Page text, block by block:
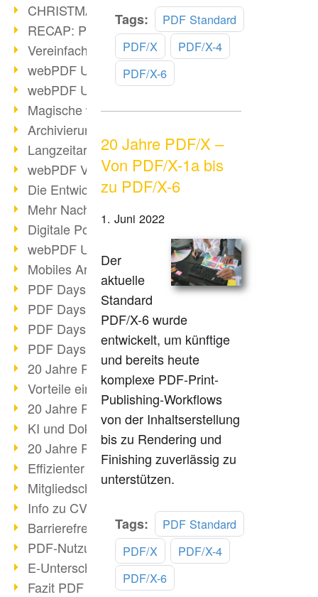
CHRISTMAS 2022 loading
RECAP: PDF Days Europe 2022
Vereinfachung Personalprozesse
webPDF Update 8.0.0.2727
webPDF Update 9.0.0.2732
Magische webPDF Version 9
Archivierung: Aufbewahrungsfristen
Langzeitarchivierung mit PDF/A
webPDF Video - Behind the Scenes
Die Entwicklung von PDF/X
Mehr Nachhaltigkeit durch PDF
Digitale Post als PDF/A
webPDF Update 8.0.0.2531
Mobiles Arbeiten mit PDF
PDF Days 2022 Themenblock 3
PDF Days 2022 Themenblock 2
PDF Days 2022 Themenblock 1
PDF Days Europe 2022
20 Jahre PDF/X (Teil 3)
Vorteile einer PDF-Businesslösung
20 Jahre PDF/X (Teil 2)
KI und Dokumenten-Management
20 Jahre PDF/X (Teil 1)
Effizienter Dokumenten Workflow
Mitgliedschaft PDF Association
Info zu CVE-2022-22965
Barrierefreiheit mehr als Inklusion
PDF-Nutzung durch Pandemie
E-Unterschriften für Verwaltung
Fazit PDF Days 2021
Tags:
PDF Standard
PDF/X
PDF/X-4
PDF/X-6
20 Jahre PDF/X –
Von PDF/X-1a bis
zu PDF/X-6
1. Juni 2022
Der
aktuelle
Standard
PDF/X-6 wurde
entwickelt, um künftige
und bereits heute
komplexe PDF-Print-
Publishing-Workflows
von der Inhaltserstellung
bis zu Rendering und
Finishing zuverlässig zu
unterstützen.
Tags:
PDF Standard
PDF/X
PDF/X-4
PDF/X-6